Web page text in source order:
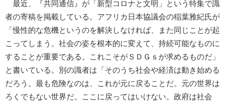
最近、『共同通信』が「新型コロナと文明」という特集で識
者の寄稿を掲載している。アフリカ日本協議会の稲葉雅紀氏が
「慢性的な危機というのを解決しなければ、また同じことが起
こってしまう。社会の姿を根本的に変えて、持続可能なものに
することが重要である。これこそがＳＤＧｓが求めるものだ」
と書いている。別の識者は「そのうち社会や経済は動き始める
だろう。最も危険なのは、これが元に戻ることだ。元の世界は
ろくでもない世界だ。ここに戻ってはいけない。政府は社会